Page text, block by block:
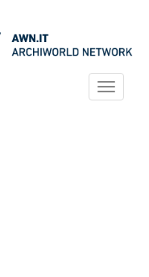
Toggle